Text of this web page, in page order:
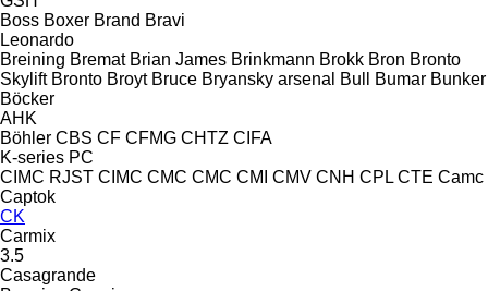
Boss Boxer Brand Bravi
Leonardo
Breining Bremat Brian James Brinkmann Brokk Bron Bronto
Skylift Bronto Broyt Bruce Bryansky arsenal Bull Bumar Bunker
Böcker
AHK
Böhler CBS CF CFMG CHTZ CIFA
K-series PC
CIMC RJST CIMC CMC CMC CMI CMV CNH CPL CTE Camc
Captok
CK
Carmix
3.5
Casagrande